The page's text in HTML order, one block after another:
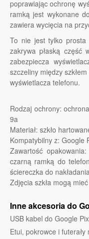
poprawiając ochronę
ramką jest wykonane
zawiera wycięcia na
To nie jest tylko prosta
zakrywa płaską część
zabezpiecza
szczeliny między
wyświetlacza telefonu.
Rodzaj ochrony:
9a
Materiał: szkło
Kompatybilny z: Google
Zawartość
czarną ramką do
ściereczka do
Zdjęcia szkła mogą
Inne akcesoria do
USB kabel do Google
Etui, pokrowce i